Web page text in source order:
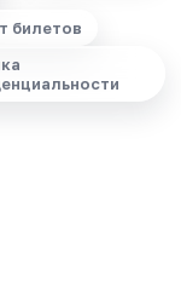
билетов